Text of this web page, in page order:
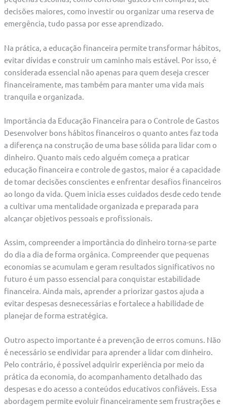
decisões maiores, como investir ou organizar uma reserva de
emergência, tudo passa por esse aprendizado.
Na prática, a educação financeira permite transformar hábitos,
evitar dívidas e construir um caminho mais estável. Por isso, é
considerada essencial não apenas para quem deseja crescer
financeiramente, mas também para manter uma vida mais
tranquila e organizada.
Importância da Educação Financeira para o Controle de Gastos
Desenvolver bons hábitos financeiros o quanto antes faz toda
a diferença na construção de uma base sólida para lidar com o
dinheiro. Quanto mais cedo alguém começa a praticar
educação financeira e controle de gastos, maior é a capacidade
de tomar decisões conscientes e enfrentar desafios financeiros
ao longo da vida. Quem inicia esses cuidados desde cedo tende
a cultivar uma mentalidade organizada e preparada para
alcançar objetivos pessoais e profissionais.
Assim, compreender a importância do dinheiro torna-se parte
do dia a dia de forma orgânica. Compreender que pequenas
economias se acumulam e geram resultados significativos no
futuro é um passo essencial para conquistar estabilidade
financeira. Ainda mais, aprender a priorizar gastos ajuda a
evitar despesas desnecessárias e fortalece a habilidade de
planejar de forma estratégica.
Outro aspecto importante é a prevenção de erros comuns. Não
é necessário se endividar para aprender a lidar com dinheiro.
Pelo contrário, é possível adquirir experiência por meio da
prática da economia, do acompanhamento detalhado das
despesas e do acesso a conteúdos educativos confiáveis. Essa
abordagem permite evoluir financeiramente sem frustrações e